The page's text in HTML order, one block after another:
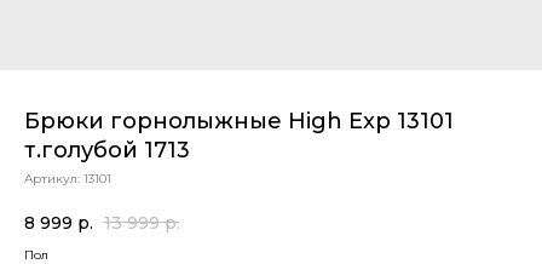
Брюки горнолыжные High Exp 13101
т.голубой 1713
Артикул: 13101
8 999 р. 13 999 р.
Пол